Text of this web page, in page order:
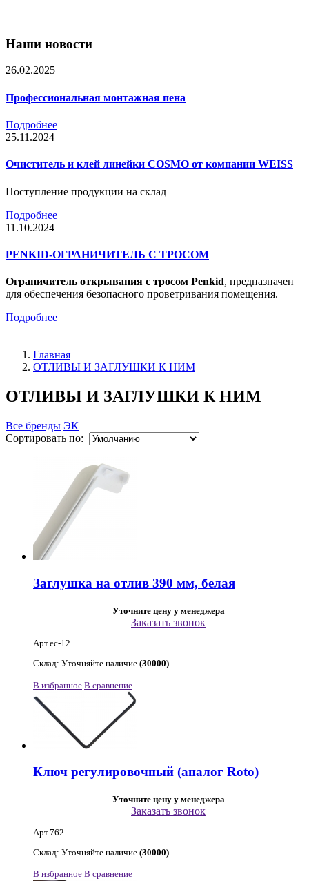
Наши новости
26.02.2025
Профессиональная монтажная пена
Подробнее
25.11.2024
Очиститель и клей линейки COSMO от компании WEISS
Поступление продукции на склад
Подробнее
11.10.2024
PENKID-ОГРАНИЧИТЕЛЬ С ТРОСОМ
Ограничитель открывания с тросом Penkid, предназначен
для обеспечения безопасного проветривания помещения.
Подробнее
Главная
ОТЛИВЫ И ЗАГЛУШКИ К НИМ
ОТЛИВЫ И ЗАГЛУШКИ К НИМ
Все бренды ЭК
Сортировать по:
Заглушка на отлив 390 мм, белая
Уточните цену у менеджера
Заказать звонок
Арт.ec-12
Склад: Уточняйте наличие (30000)
В избранное В сравнение
Ключ регулировочный (аналог Roto)
Уточните цену у менеджера
Заказать звонок
Арт.762
Склад: Уточняйте наличие (30000)
В избранное В сравнение